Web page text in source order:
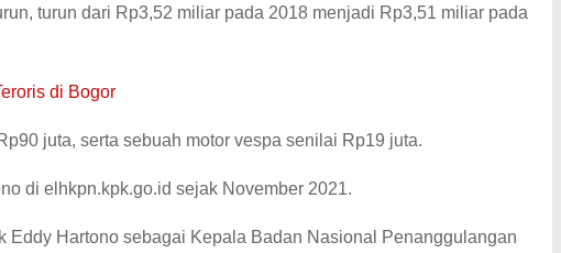
turun dari Rp3,52 miliar pada 2018 menjadi Rp3,51 miliar pada
di Bogor
juta, serta sebuah motor vespa senilai Rp19 juta.
di elhkpn.kpk.go.id sejak November 2021.
Hartono sebagai Kepala Badan Nasional Penanggulangan